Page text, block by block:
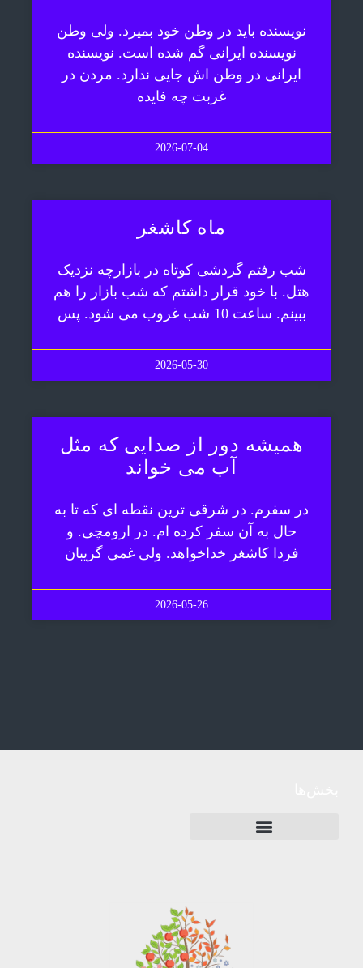
نویسنده باید در وطن خود بمیرد. ولی وطن
نویسنده ایرانی گم شده است. نویسنده
ایرانی در وطن اش جایی ندارد. مردن در
غربت چه فایده
2026-07-04
ماه کاشغر
شب رفتم گردشی کوتاه در بازارچه نزدیک
هتل. با خود قرار داشتم که شب بازار را هم
ببینم. ساعت 10 شب غروب می شود. پس
2026-05-30
همیشه دور از صدایی که مثل
آب می خواند
در سفرم. در شرقی ترین نقطه ای که تا به
حال به آن سفر کرده ام. در ارومچی. و
فردا کاشغر خداخواهد. ولی غمی گریبان
2026-05-26